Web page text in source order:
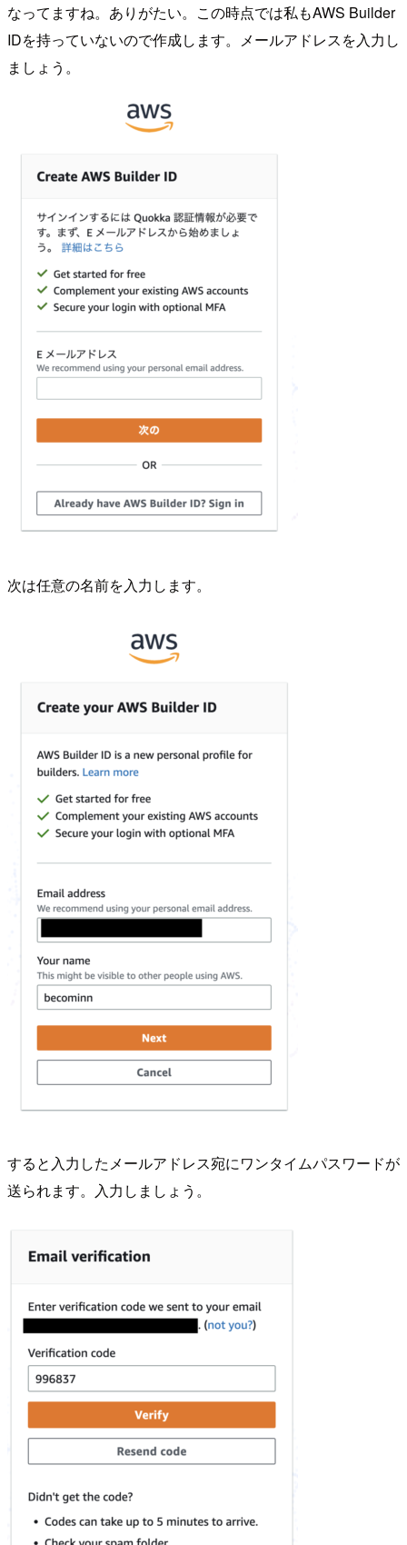
なってますね。ありがたい。この時点では私もAWS Builder
IDを持っていないので作成します。メールアドレスを入力し
ましょう。
次は任意の名前を入力します。
すると入力したメールアドレス宛にワンタイムパスワードが
送られます。入力しましょう。